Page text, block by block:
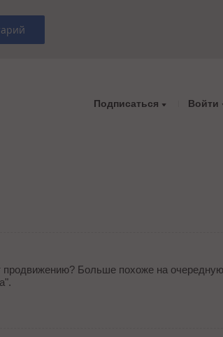
Подписаться Войти
продвижению? Больше похоже на